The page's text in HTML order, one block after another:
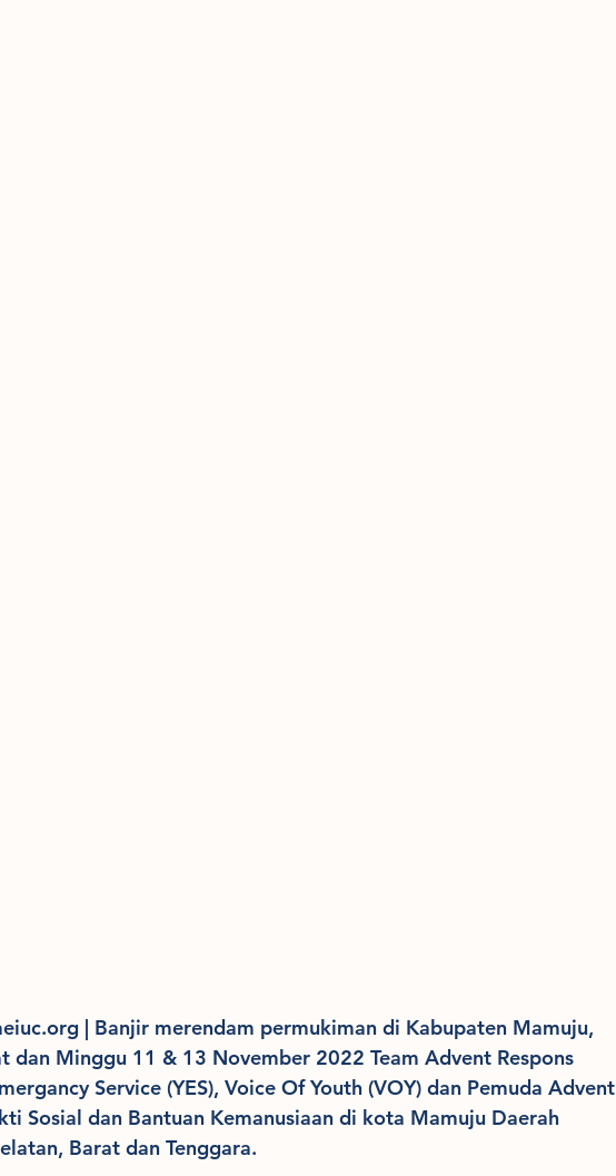
| Banjir merendam permukiman di Kabupaten Mamuju,
dan Minggu 11 & 13 November 2022 Team Advent Respons
Service (YES), Voice Of Youth (VOY) dan Pemuda Advent
Sosial dan Bantuan Kemanusiaan di kota Mamuju Daerah
Barat dan Tenggara.